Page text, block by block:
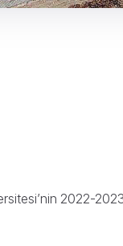
2022-2023